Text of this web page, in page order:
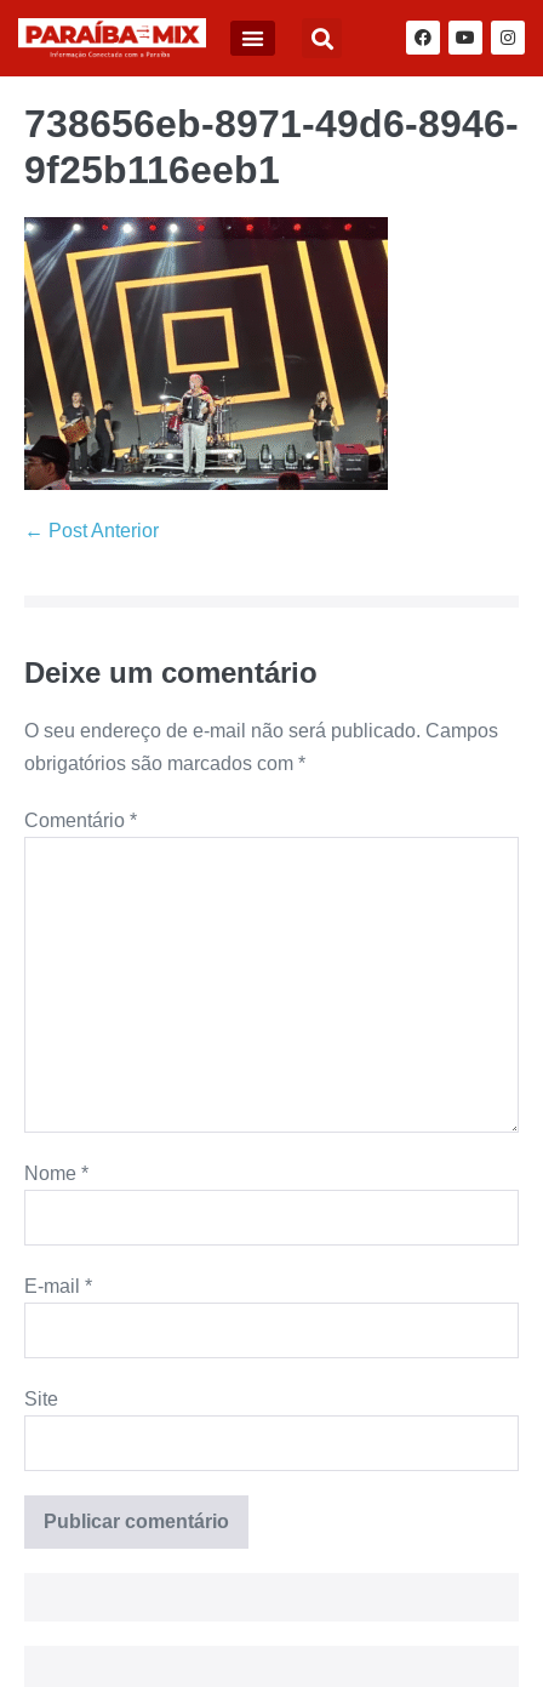
738656eb-8971-49d6-8946-
9f25b116eeb1
← Post Anterior
Deixe um comentário
O seu endereço de e-mail não será publicado. Campos
obrigatórios são marcados com *
Comentário *
Nome *
E-mail *
Site